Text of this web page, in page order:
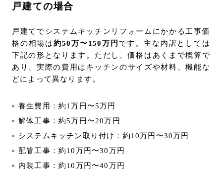
戸建ての場合
戸建てでシステムキッチンリフォームにかかる工事価
格の相場は約50万〜150万円 です。主な内訳としては
下記の形となります。ただし、価格はあくまで概算で
あり、実際の費用はキッチンのサイズや材料、機能な
どによって異なります。
養生費用：約1万円〜5万円
解体工事：約5万円〜20万円
システムキッチン取り付け：約10万円〜30万円
配管工事：約10万円〜30万円
内装工事：約10万円〜40万円